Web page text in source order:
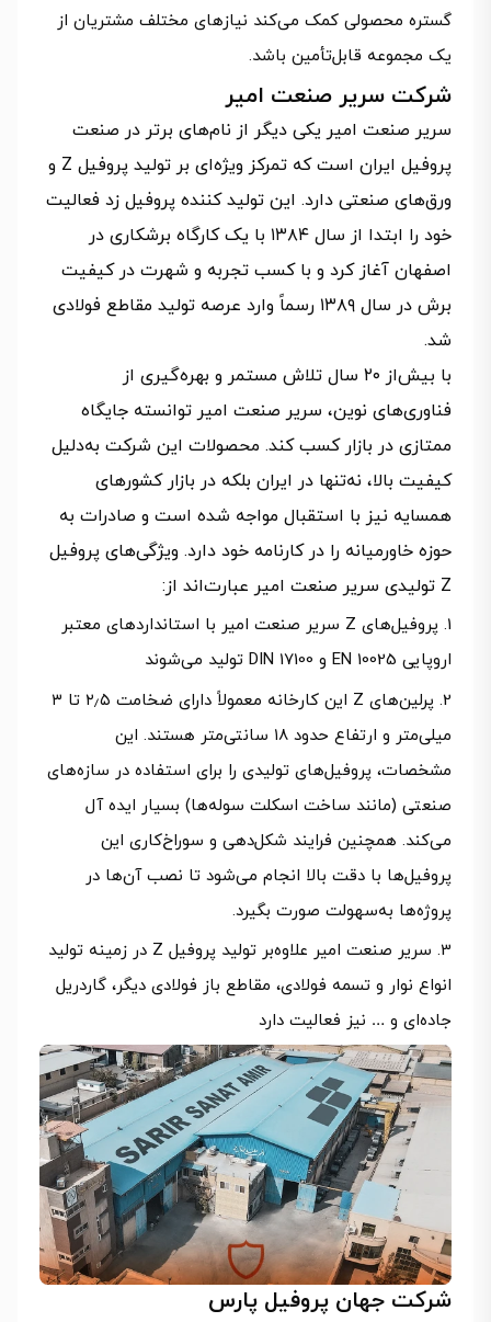
گستره محصولی کمک می‌کند نیازهای مختلف مشتریان از
یک مجموعه قابل‌تأمین باشد.
شرکت سریر صنعت امیر
سریر صنعت امیر یکی دیگر از نام‌های برتر در صنعت
پروفیل ایران است که تمرکز ویژه‌ای بر تولید پروفیل Z و
ورق‌های صنعتی دارد. این تولید کننده پروفیل زد فعالیت
خود را ابتدا از سال ۱۳۸۴ با یک کارگاه برشکاری در
اصفهان آغاز کرد و با کسب تجربه و شهرت در کیفیت
برش در سال ۱۳۸۹ رسماً وارد عرصه تولید مقاطع فولادی
شد.
با بیش‌از ۲۰ سال تلاش مستمر و بهره‌گیری از
فناوری‌های نوین، سریر صنعت امیر توانسته جایگاه
ممتازی در بازار کسب کند. محصولات این شرکت به‌دلیل
کیفیت بالا، نه‌تنها در ایران بلکه در بازار کشورهای
همسایه نیز با استقبال مواجه شده است و صادرات به
حوزه خاورمیانه را در کارنامه خود دارد. ویژگی‌های پروفیل
Z تولیدی سریر صنعت امیر عبارت‌اند از:
پروفیل‌های Z سریر صنعت امیر با استانداردهای معتبر
اروپایی EN 10025 و DIN 17100 تولید می‌شوند
پرلین‌های Z این کارخانه معمولاً دارای ضخامت ۲٫۵ تا ۳
میلی‌متر و ارتفاع حدود ۱۸ سانتی‌متر هستند. این
مشخصات، پروفیل‌های تولیدی را برای استفاده در سازه‌های
صنعتی (مانند ساخت اسکلت سوله‌ها) بسیار ایده آل
می‌کند. همچنین فرایند شکل‌دهی و سوراخ‌کاری این
پروفیل‌ها با دقت بالا انجام می‌شود تا نصب آن‌ها در
پروژه‌ها به‌سهولت صورت بگیرد.
سریر صنعت امیر علاوه‌بر تولید پروفیل Z در زمینه تولید
انواع نوار و تسمه فولادی، مقاطع باز فولادی دیگر، گاردریل
جاده‌ای و … نیز فعالیت دارد
شرکت جهان پروفیل پارس